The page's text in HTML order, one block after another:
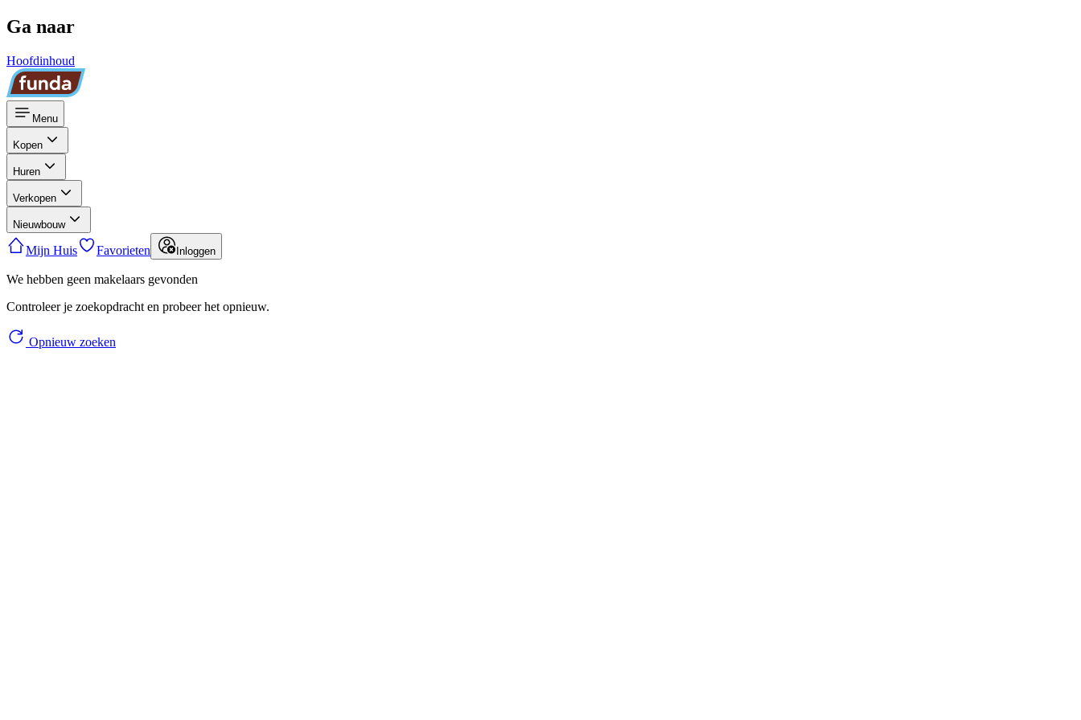
Ga naar
Hoofdinhoud
Menu
Kopen
Huren
Verkopen
Nieuwbouw
Mijn Huis Favorieten Inloggen
We hebben geen makelaars gevonden
Controleer je zoekopdracht en probeer het opnieuw.
Opnieuw zoeken